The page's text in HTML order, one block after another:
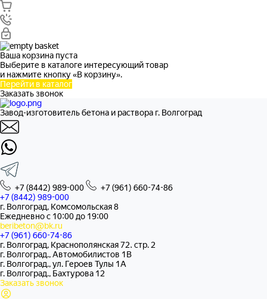
Ваша корзина пуста
Выберите в каталоге интересующий товар
и нажмите кнопку «В корзину».
Перейти в каталог
Заказать звонок
Завод-изготовитель бетона и раствора г. Волгоград
+7 (8442) 989-000
+7 (961) 660-74-86
+7 (8442) 989-000
г. Волгоград, Комсомольская 8
Ежедневно с 10:00 до 19:00
beribeton@bk.ru
+7 (961) 660-74-86
г. Волгоград, Краснополянская 72. стр. 2
г. Волгоград., Автомобилистов 1В
г. Волгоград., ул. Героев Тулы 1А
г. Волгоград., Бахтурова 12
Заказать звонок